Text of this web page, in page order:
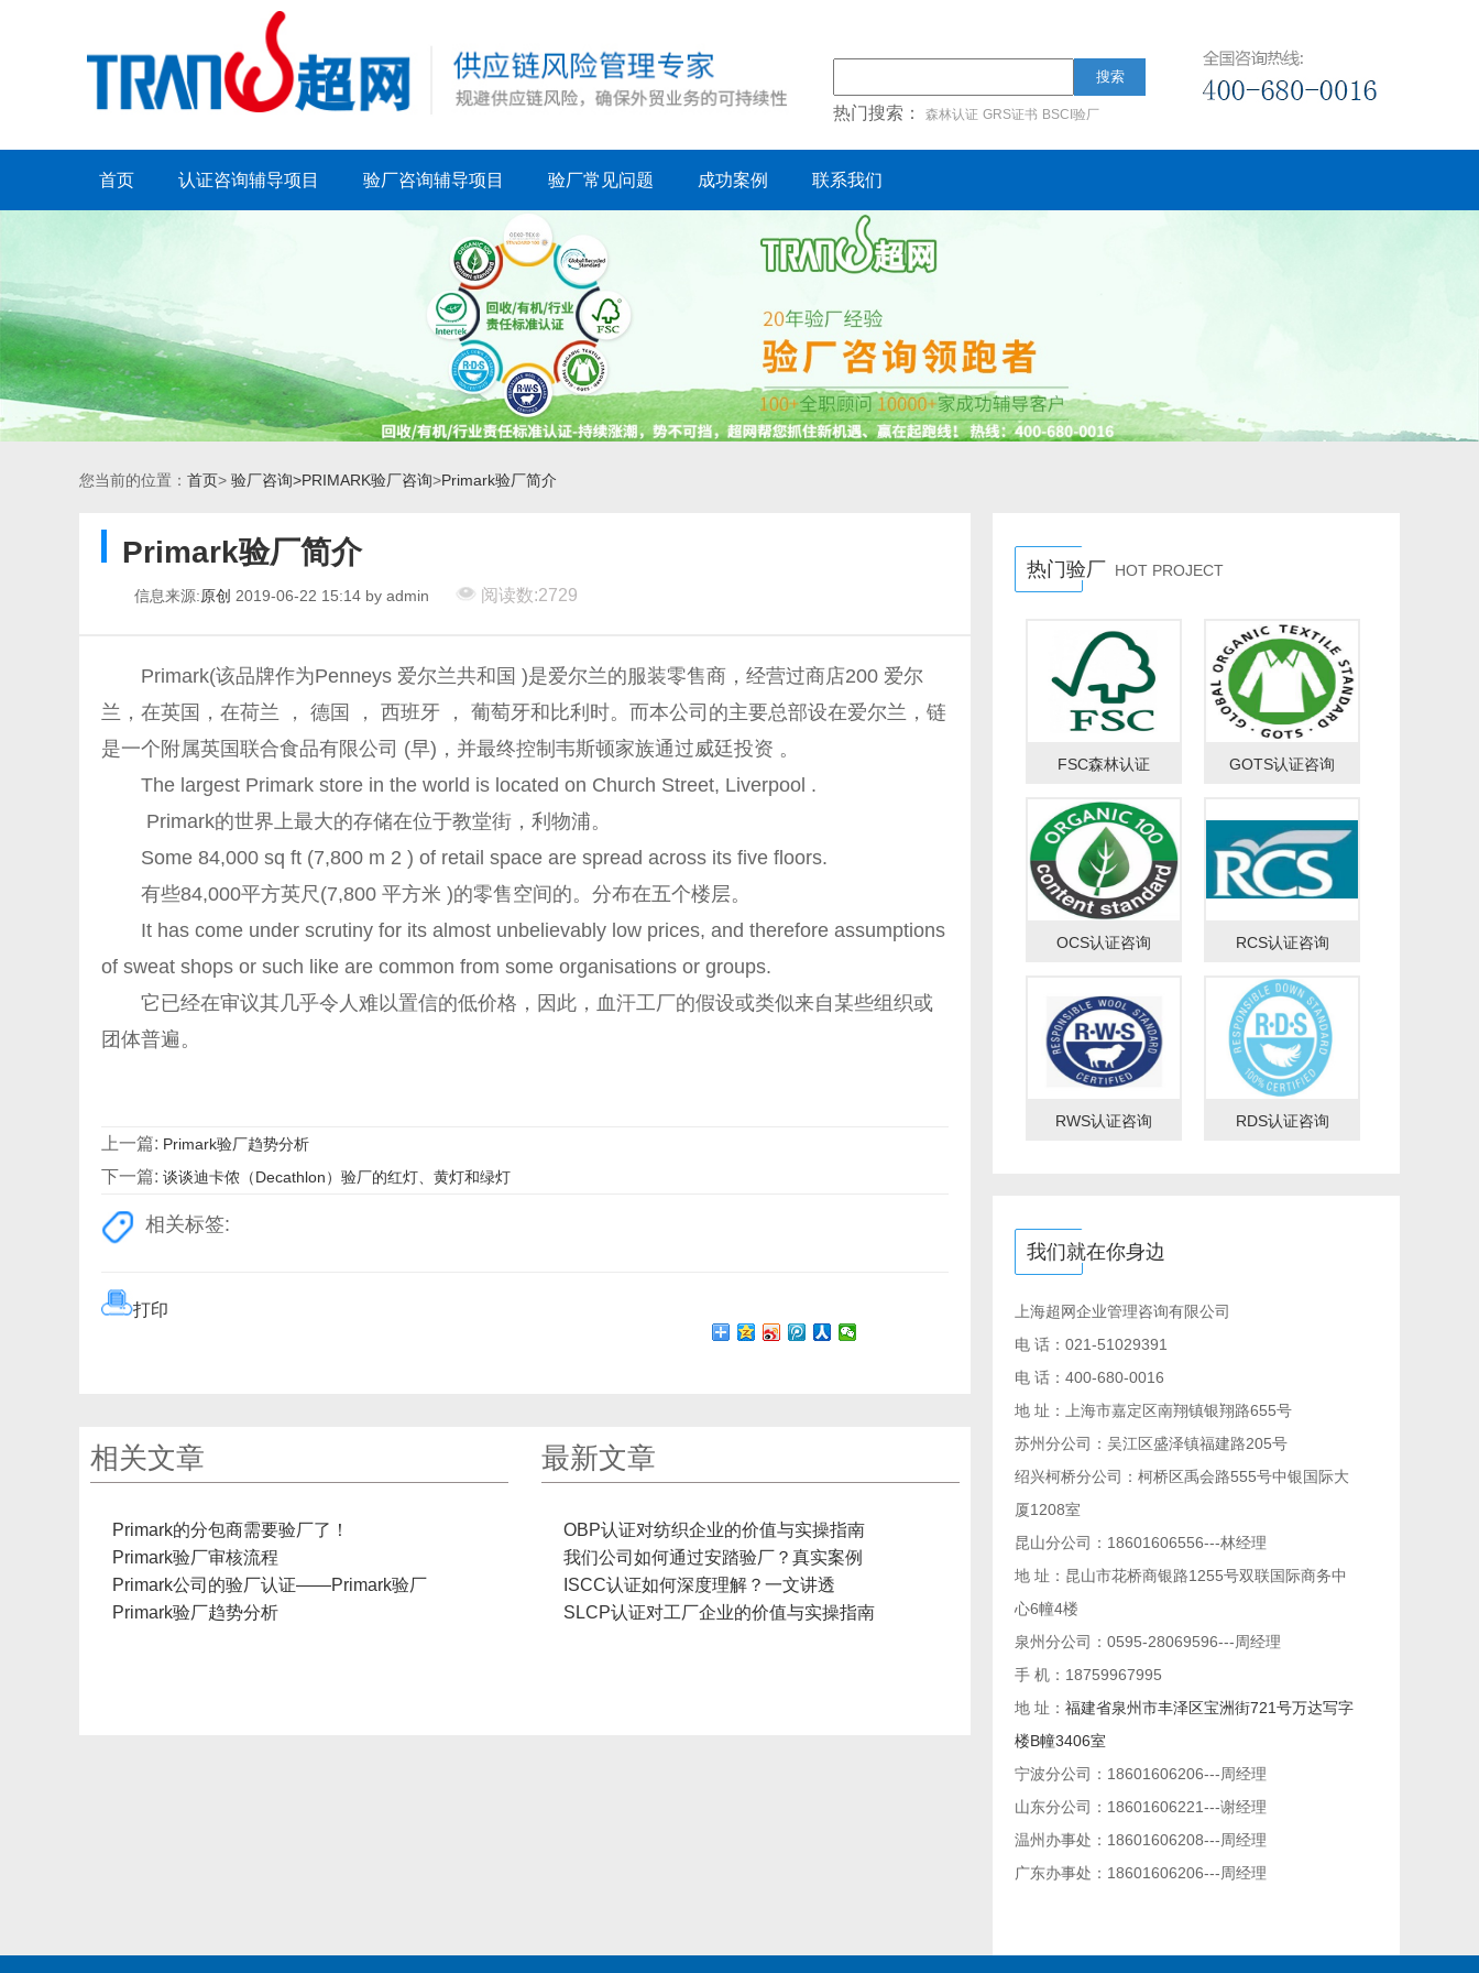
搜索
热门搜索： 森林认证 GRS证书 BSCI验厂
首页 认证咨询辅导项目 验厂咨询辅导项目 验厂常见问题 成功案例 联系我们
您当前的位置： 首页> 验厂咨询>PRIMARK验厂咨询>Primark验厂简介
Primark验厂简介
信息来源:原创 2019-06-22 15:14 by admin 阅读数:2729
Primark(该品牌作为Penneys 爱尔兰共和国 )是爱尔兰的服装零售商，经营过商店200 爱尔
兰，在英国，在荷兰 ， 德国 ， 西班牙 ， 葡萄牙和比利时。而本公司的主要总部设在爱尔兰，链
是一个附属英国联合食品有限公司 (早)，并最终控制韦斯顿家族通过威廷投资 。
The largest Primark store in the world is located on Church Street, Liverpool .
Primark的世界上最大的存储在位于教堂街，利物浦。
Some 84,000 sq ft (7,800 m 2 ) of retail space are spread across its five floors.
有些84,000平方英尺(7,800 平方米 )的零售空间的。分布在五个楼层。
It has come under scrutiny for its almost unbelievably low prices, and therefore assumptions
of sweat shops or such like are common from some organisations or groups.
它已经在审议其几乎令人难以置信的低价格，因此，血汗工厂的假设或类似来自某些组织或
团体普遍。
上一篇: Primark验厂趋势分析
下一篇: 谈谈迪卡侬（Decathlon）验厂的红灯、黄灯和绿灯
相关标签:
打印
相关文章
Primark的分包商需要验厂了！
Primark验厂审核流程
Primark公司的验厂认证——Primark验厂
Primark验厂趋势分析
最新文章
OBP认证对纺织企业的价值与实操指南
我们公司如何通过安踏验厂？真实案例
ISCC认证如何深度理解？一文讲透
SLCP认证对工厂企业的价值与实操指南
热门验厂 HOT PROJECT
FSC森林认证 GOTS认证咨询
OCS认证咨询 RCS认证咨询
RWS认证咨询 RDS认证咨询
我们就在你身边
上海超网企业管理咨询有限公司
电 话：021-51029391
电 话：400-680-0016
地 址：上海市嘉定区南翔镇银翔路655号
苏州分公司：吴江区盛泽镇福建路205号
绍兴柯桥分公司：柯桥区禹会路555号中银国际大
厦1208室
昆山分公司：18601606556---林经理
地 址：昆山市花桥商银路1255号双联国际商务中
心6幢4楼
泉州分公司：0595-28069596---周经理
手 机：18759967995
地 址： 福建省泉州市丰泽区宝洲街721号万达写字
楼B幢3406室
宁波分公司：18601606206---周经理
山东分公司：18601606221---谢经理
温州办事处：18601606208---周经理
广东办事处： 18601606206---周经理